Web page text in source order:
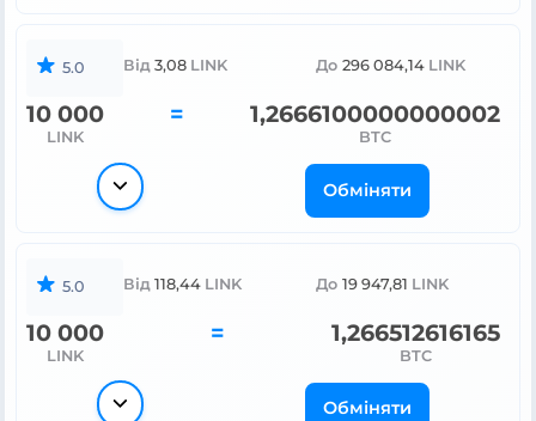
5.0 Від 3,08 LINK До 296 084,14 LINK
10 000
LINK
= 1,2666100000000002
BTC
Обміняти
5.0 Від 118,44 LINK До 19 947,81 LINK
10 000
LINK
= 1,266512616165
BTC
Обміняти